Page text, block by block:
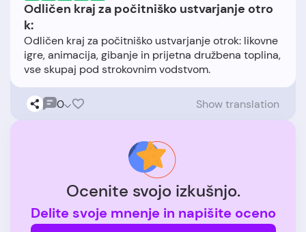
Odličen kraj za počitniško ustvarjanje otro
k:
Odličen kraj za počitniško ustvarjanje otrok: likovne
igre, animacija, gibanje in prijetna družbena toplina,
0 Show translation
Ocenite svojo izkušnjo.
Delite svoje mnenje in napišite oceno